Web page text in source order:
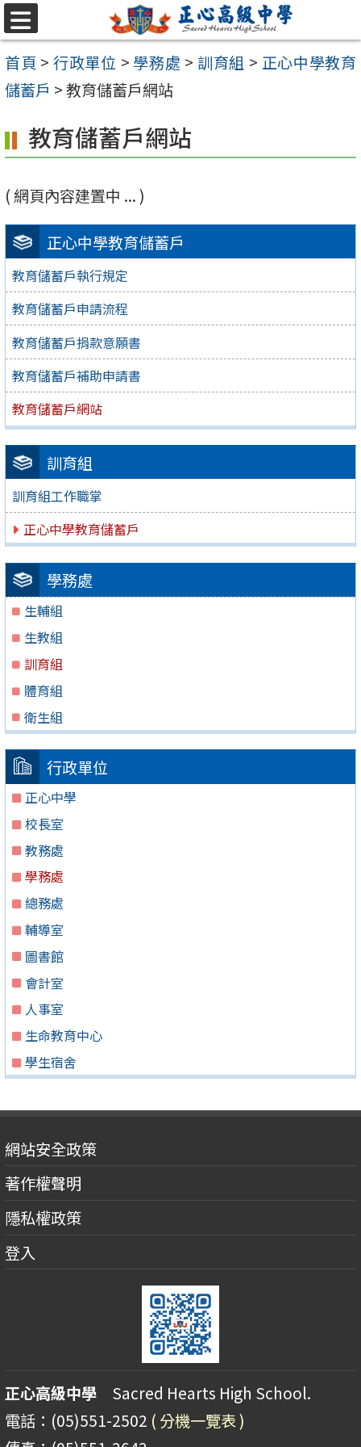
跳至主要內容區
選
單
首頁 > 行政單位 > 學務處 > 訓育組 > 正心中學教育
儲蓄戶 >教育儲蓄戶網站
正心中學教育儲蓄戶
教育儲蓄戶執行規定
教育儲蓄戶申請流程
教育儲蓄戶捐款意願書
教育儲蓄戶補助申請書
教育儲蓄戶網站
訓育組
訓育組工作職掌
正心中學教育儲蓄戶
學務處
生輔組
生教組
訓育組
體育組
衛生組
行政單位
正心中學
校長室
教務處
學務處
總務處
輔導室
圖書館
會計室
人事室
生命教育中心
學生宿舍
教育儲蓄戶網站
( 網頁內容建置中 ... )
網站安全政策
著作權聲明
隱私權政策
登入
正心高級中學 Sacred Hearts High School.
電話：(05)551-2502 ( 分機一覽表 )